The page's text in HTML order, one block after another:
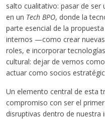
salto cualitativo: pasar de ser
en un Tech BPO, donde la
parte esencial de la
internos —como crear
roles, e incorporar
cultural: dejar de vernos
actuar como socios
Un elemento central de esta
compromiso con ser el
disruptivas dentro de nuestra